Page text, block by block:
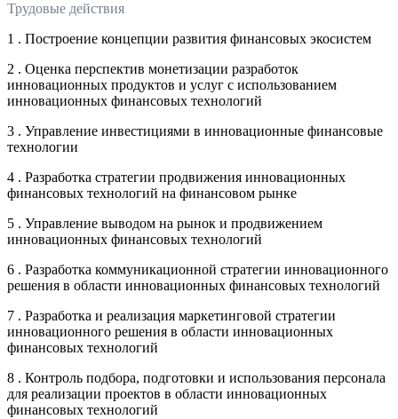
Трудовые действия
1 . Построение концепции развития финансовых экосистем
2 . Оценка перспектив монетизации разработок
инновационных продуктов и услуг с использованием
инновационных финансовых технологий
3 . Управление инвестициями в инновационные финансовые
технологии
4 . Разработка стратегии продвижения инновационных
финансовых технологий на финансовом рынке
5 . Управление выводом на рынок и продвижением
инновационных финансовых технологий
6 . Разработка коммуникационной стратегии инновационного
решения в области инновационных финансовых технологий
7 . Разработка и реализация маркетинговой стратегии
инновационного решения в области инновационных
финансовых технологий
8 . Контроль подбора, подготовки и использования персонала
для реализации проектов в области инновационных
финансовых технологий